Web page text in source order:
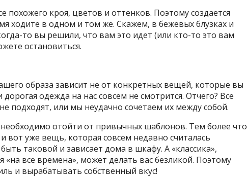
похожего кроя, цветов и оттенков. Поэтому создается
ходите в одном и том же. Скажем, в бежевых блузках и
то вы решили, что вам это идет (или кто-то это вам
остановиться.
образа зависит не от конкретных вещей, которые вы
одежда на нас совсем не смотрится. Отчего? Все
подходят, или мы неудачно сочетаем их между собой.
отойти от привычных шаблонов. Тем более что
вот уже вещь, которая совсем недавно считалась
таковой и зависает дома в шкафу. А «классика»,
«на все времена», может делать вас безликой. Поэтому
и вырабатывать собственный вкус!